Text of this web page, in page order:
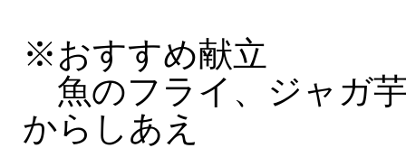
※おすすめ献立
魚のフライ、ジャガ
からしあえ